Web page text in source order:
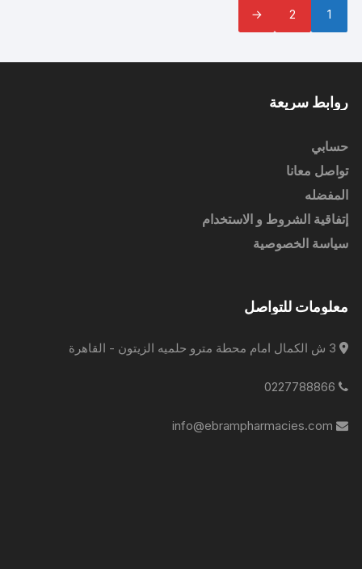
1
2
←
روابط سريعة
حسابي
تواصل معانا
المفضله
إتفاقية الشروط و الاستخدام
سياسة الخصوصية
معلومات للتواصل